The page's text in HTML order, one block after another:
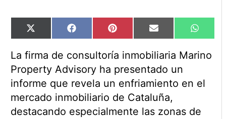
Compartir
en
X
(Twitter)
Compartir
en
Facebook Compartir
en
Pinterest Compartir
en
Email
en
La firma de consultoría inmobiliaria Marino
Property Advisory ha presentado un
informe que revela un enfriamiento en el
mercado inmobiliario de Cataluña,
destacando especialmente las zonas de